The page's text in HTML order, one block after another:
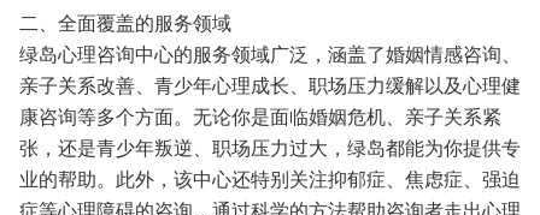
二、全面覆盖的服务领域
绿岛心理咨询中心的服务领域广泛，涵盖了婚姻情感咨询、
亲子关系改善、青少年心理成长、职场压力缓解以及心理健
康咨询等多个方面。无论你是面临婚姻危机、亲子关系紧
张，还是青少年叛逆、职场压力过大，绿岛都能为你提供专
业的帮助。此外，该中心还特别关注抑郁症、焦虑症、强迫